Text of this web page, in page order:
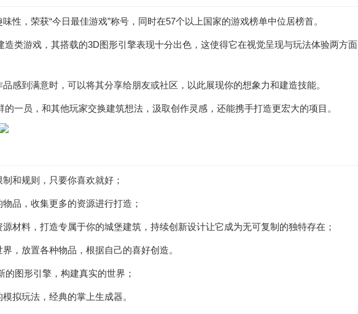
性，荣获“今日最佳游戏”称号，同时在57个以上国家的游戏榜单中位居榜首。
造类游戏，其搭载的3D图形引擎表现十分出色，这使得它在视觉呈现与玩法体验两方面
感到满意时，可以将其分享给朋友或社区，以此展现你的想象力和建造技能。
一员，和其他玩家交换建筑想法，汲取创作灵感，还能携手打造更宏大的项目。
和规则，只要你喜欢就好；
品，收集更多的资源进行打造；
材料，打造专属于你的城堡建筑，持续创新设计让它成为无可复制的独特存在；
，放置各种物品，根据自己的喜好创造。
图形引擎，构建真实的世界；
拟玩法，经典的掌上生成器。